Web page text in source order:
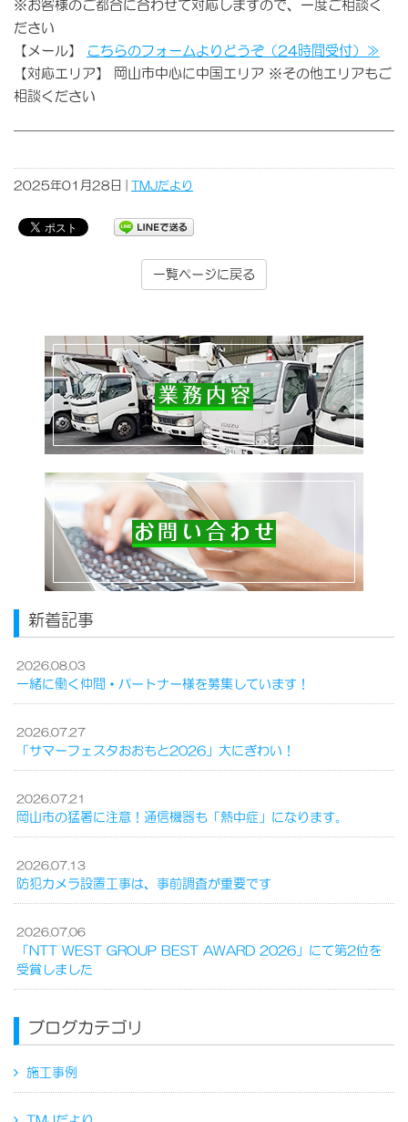
※お客様のご都合に合わせて対応しますので、一度ご相談く
ださい
【メール】
こちらのフォームよりどうぞ（24時間受付）≫
【対応エリア】 岡山市中心に中国エリア ※その他エリアもご
相談ください
2025年01月28日 | TMJだより
一覧ページに戻る
新着記事
2026.08.03
一緒に働く仲間・パートナー様を募集しています！
2026.07.27
「サマーフェスタおおもと2026」大にぎわい！
2026.07.21
岡山市の猛暑に注意！通信機器も「熱中症」になります。
2026.07.13
防犯カメラ設置工事は、事前調査が重要です
2026.07.06
「NTT WEST GROUP BEST AWARD 2026」にて第2位を
受賞しました
ブログカテゴリ
施工事例